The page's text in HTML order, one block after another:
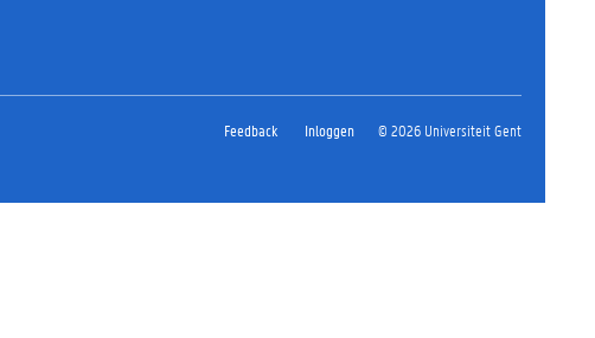
Feedback Inloggen © 2026 Universiteit Gent